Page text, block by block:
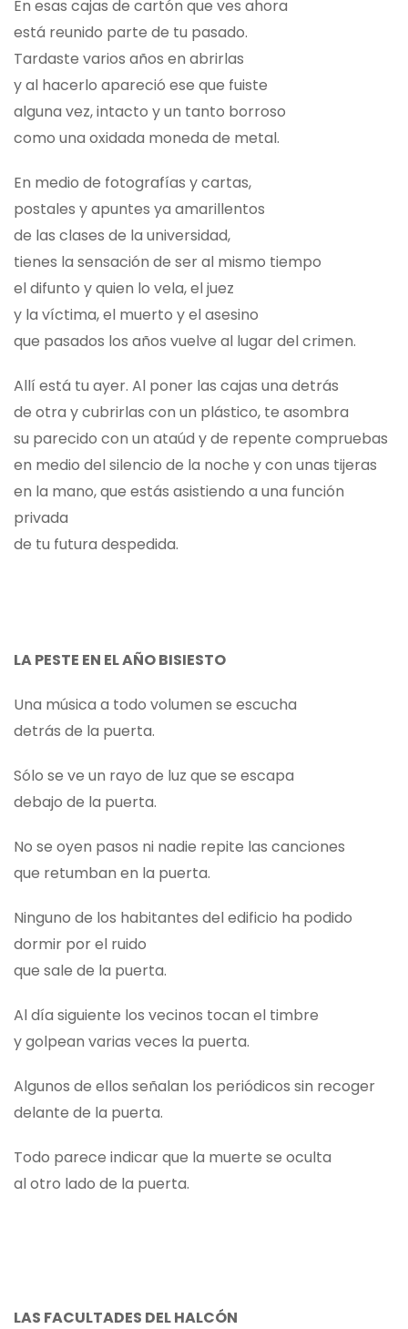
En esas cajas de cartón que ves ahora
está reunido parte de tu pasado.
Tardaste varios años en abrirlas
y al hacerlo apareció ese que fuiste
alguna vez, intacto y un tanto borroso
como una oxidada moneda de metal.
En medio de fotografías y cartas,
postales y apuntes ya amarillentos
de las clases de la universidad,
tienes la sensación de ser al mismo tiempo
el difunto y quien lo vela, el juez
y la víctima, el muerto y el asesino
que pasados los años vuelve al lugar del crimen.
Allí está tu ayer. Al poner las cajas una detrás
de otra y cubrirlas con un plástico, te asombra
su parecido con un ataúd y de repente compruebas
en medio del silencio de la noche y con unas tijeras
en la mano, que estás asistiendo a una función
privada
de tu futura despedida.
LA PESTE EN EL AÑO BISIESTO
Una música a todo volumen se escucha
detrás de la puerta.
Sólo se ve un rayo de luz que se escapa
debajo de la puerta.
No se oyen pasos ni nadie repite las canciones
que retumban en la puerta.
Ninguno de los habitantes del edificio ha podido
dormir por el ruido
que sale de la puerta.
Al día siguiente los vecinos tocan el timbre
y golpean varias veces la puerta.
Algunos de ellos señalan los periódicos sin recoger
delante de la puerta.
Todo parece indicar que la muerte se oculta
al otro lado de la puerta.
LAS FACULTADES DEL HALCÓN